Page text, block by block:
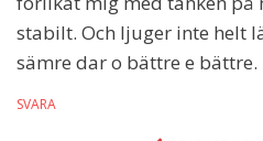
stabilt. Och ljuger inte helt
sämre dar o bättre e bättre.
SVARA